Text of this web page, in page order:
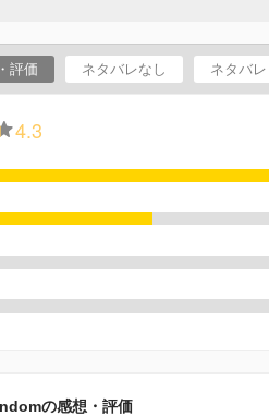
評価 ネタバレなし ネタバレ
4.3
の感想・評価